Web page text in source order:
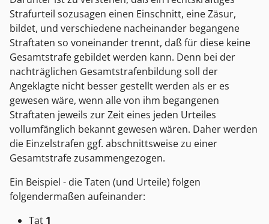
Strafurteil sozusagen einen Einschnitt, eine Zäsur,
bildet, und verschiedene nacheinander begangene
Straftaten so voneinander trennt, daß für diese keine
Gesamtstrafe gebildet werden kann. Denn bei der
nachträglichen Gesamtstrafenbildung soll der
Angeklagte nicht besser gestellt werden als er es
gewesen wäre, wenn alle von ihm begangenen
Straftaten jeweils zur Zeit eines jeden Urteiles
vollumfänglich bekannt gewesen wären. Daher werden
die Einzelstrafen ggf. abschnittsweise zu einer
Gesamtstrafe zusammengezogen.
Ein Beispiel - die Taten (und Urteile) folgen
folgendermaßen aufeinander:
Tat 1